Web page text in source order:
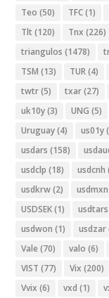
Teo (50) TFC(1)
Tlt (120) Tnx (226)
triangulos (1478)
TSM (13) TUR(4)
twtr(5) txar(27)
uk10y(3) UNG (5)
Uruguay(4) us01y
usdars (158)
usdclp (18) usdcnh
usdkrw(2) usdmxn
USDSEK(1) usdtars
usdwon (1) usdzar
Vale (70) valo (6)
VIST (77) Vix (200)
Vvix (6) vxd (1)